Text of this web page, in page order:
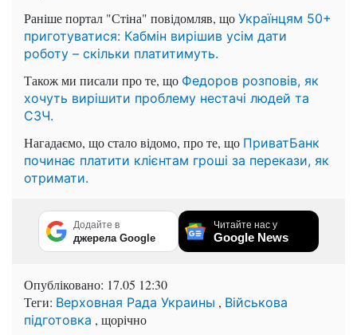
Раніше портал "Стіна" повідомляв, що Українцям 50+
приготуватися: Кабмін вирішив усім дати
роботу – скільки платитимуть.
Також ми писали про те, що Федоров розповів, як
хочуть вирішити проблему нестачі людей та
СЗЧ.
Нагадаємо, що стало відомо, про те, що ПриватБанк
починає платити клієнтам гроші за перекази, як
отримати.
Додайте в
джерела Google
Читайте нас у
Google News
Опубліковано: 17.05 12:30
Теги: Верховная Рада Украины , Військова
підготовка , щорічно